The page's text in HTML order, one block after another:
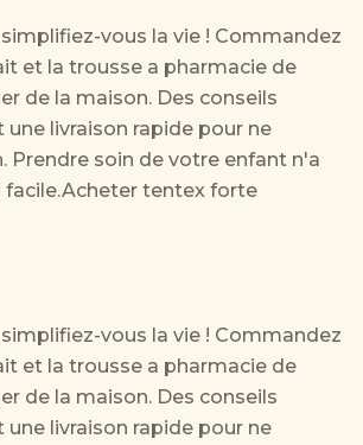
vous la vie ! Commandez
et la trousse a pharmacie de
de la maison. Des conseils
une livraison rapide pour ne
Prendre soin de votre enfant n'a
facile.Acheter tentex forte
vous la vie ! Commandez
et la trousse a pharmacie de
de la maison. Des conseils
une livraison rapide pour ne